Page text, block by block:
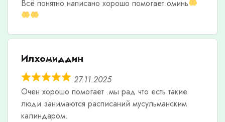
Всë понятно написано хорошо помогает оминь
Илхомиддин
27.11.2025
Очен хорошо помогает .мы рад что есть такие
люди занимаются расписаний мусульманским
калиндаром.